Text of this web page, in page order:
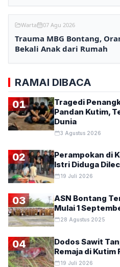
Warta 07 Agu 2026
Trauma MBG Bontang,
Bekali Anak dari Rumah
RAMAI DIBACA
01
Tragedi
Pandan Kutim,
Dunia
3 Agustus 2026
02
Perampokan di
Istri Diduga
19 Juli 2026
03
ASN Bontang
Mulai 1
28 Agustus 2025
04
Dodos Sawit
Remaja di Kutim
19 Juli 2026